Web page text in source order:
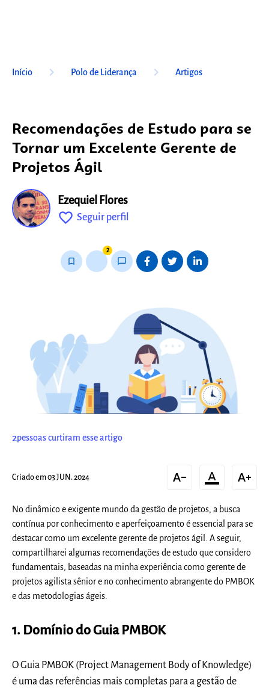
Início keyboard_arrow_right Polo de Liderança keyboard_arrow_right Artigos
Recomendações de Estudo para se
Tornar um Excelente Gerente de
Projetos Ágil
Ezequiel Flores
favorite_outline Seguir perfil
bookmark_border
2
chat_bubble_outline
2pessoas curtiram esse artigo
Criado em 03 JUN. 2024 text_decrease format_color_text text_increase
No dinâmico e exigente mundo da gestão de projetos, a busca
contínua por conhecimento e aperfeiçoamento é essencial para se
destacar como um excelente gerente de projetos ágil. A seguir,
compartilharei algumas recomendações de estudo que considero
fundamentais, baseadas na minha experiência como gerente de
projetos agilista sênior e no conhecimento abrangente do PMBOK
e das metodologias ágeis.
1. Domínio do Guia PMBOK
O Guia PMBOK (Project Management Body of Knowledge)
é uma das referências mais completas para a gestão de